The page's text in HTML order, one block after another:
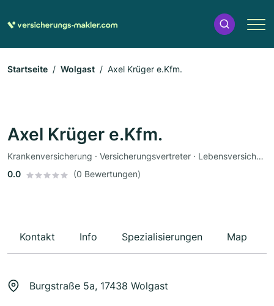
Startseite Wolgast Axel Krüger e.Kfm.
Axel Krüger e.Kfm.
Krankenversicherung · Versicherungsvertreter · Lebensversicherung
0.0
(0 Bewertungen)
Kontakt Info Spezialisierungen Map
Burgstraße 5a, 17438 Wolgast